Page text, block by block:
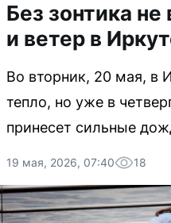
Без зонтика
и ветер в
Во вторник, 20 мая, в
тепло, но уже в
принесет сильные
19 мая, 2026, 07:40 18